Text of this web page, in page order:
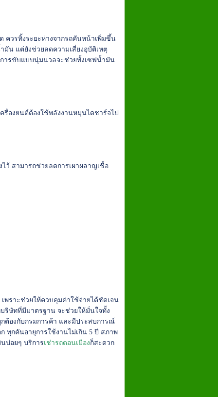
ควรทิ้งระยะห่างจากรถคันหน้าเพิ่มขึ้น
มัน แต่ยังช่วยลดความเสี่ยงอุบัติเหตุ
ารขับแบบนุ่มนวลจะช่วยทั้งเซฟน้ำมัน
องยนต์ต้องใช้พลังงานหมุนไดชาร์จไป
ไว้ สามารถช่วยลดการเผาผลาญเชื้อ
พราะช่วยให้ควบคุมค่าใช้จ่ายได้ชัดเจน
ริษัทที่มีมาตรฐาน จะช่วยให้มั่นใจทั้ง
กต้องกับกรมการค้า และมีประสบการณ์
ทุกคันอายุการใช้งานไม่เกิน 5 ปี สภาพ
บ่อยๆ บริการเช่ารถดอนเมืองก็สะดวก